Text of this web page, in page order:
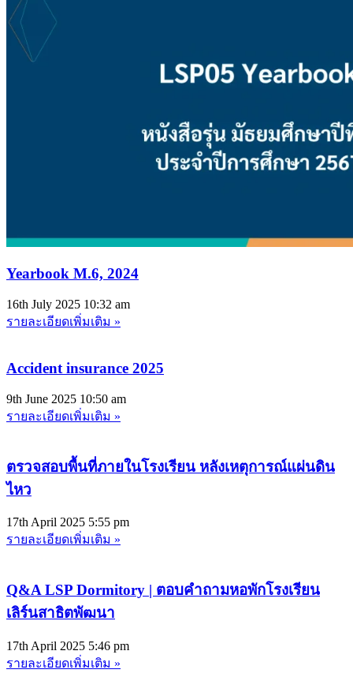
Yearbook M.6, 2024​
16th July 2025 10:32 am
รายละเอียดเพิ่มเติม »
Accident insurance 2025
9th June 2025 10:50 am
รายละเอียดเพิ่มเติม »
ตรวจสอบพื้นที่ภายในโรงเรียน หลังเหตุการณ์แผ่นดิน
ไหว
17th April 2025 5:55 pm
รายละเอียดเพิ่มเติม »
Q&A LSP Dormitory | ตอบคำถามหอพักโรงเรียน
เลิร์นสาธิตพัฒนา
17th April 2025 5:46 pm
รายละเอียดเพิ่มเติม »